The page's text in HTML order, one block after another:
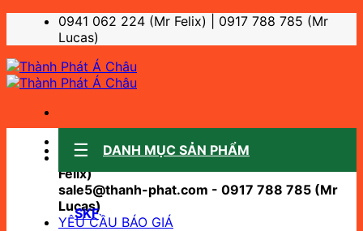
dung
0941 062 224 (Mr Felix) | 0917 788 785 (Mr
Lucas)
Sale support:
sale10@thanh-phat.com - 0941 062 224 (Mr
Felix)
sale5@thanh-phat.com - 0917 788 785 (Mr
Lucas)
YÊU CẦU BÁO GIÁ
DANH MỤC SẢN PHẨM
SKF